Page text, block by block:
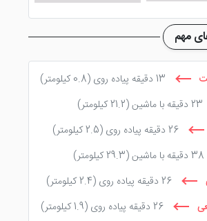
هتل
قاپو با دارا بودن استخر هایی تمیز سبب
تا میهمانان این هتل اصفهان با خاطری
بیرون کنند.
مهم
13 دقیقه پیاده روی
(0.8 کیلومتر)
23 دقیقه با ماشین
(21.2 کیلومتر)
26 دقیقه پیاده روی
(2.5 کیلومتر)
38 دقیقه با ماشین
(29.3 کیلومتر)
26 دقیقه پیاده روی
(2.4 کیلومتر)
26 دقیقه پیاده روی
(1.9 کیلومتر)